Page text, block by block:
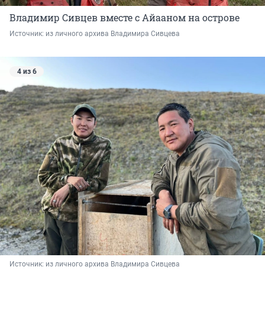
Владимир Сивцев вместе с Айааном на острове
Источник: из личного архива Владимира Сивцева
4 из 6
Источник: из личного архива Владимира Сивцева